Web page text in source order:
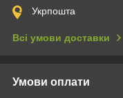
Укрпошта
Всі умови доставки
Умови оплати